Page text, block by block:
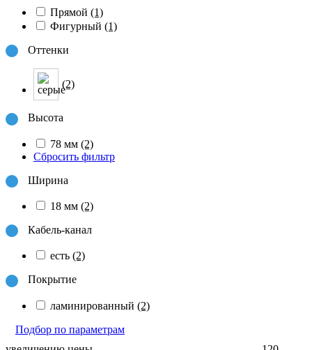
Прямой (1)
Фигурный (1)
Оттенки
(2)
Высота
78 мм (2)
Сбросить фильтр
Ширина
18 мм (2)
Кабель-канал
есть (2)
Покрытие
ламинированный (2)
Подбор по параметрам